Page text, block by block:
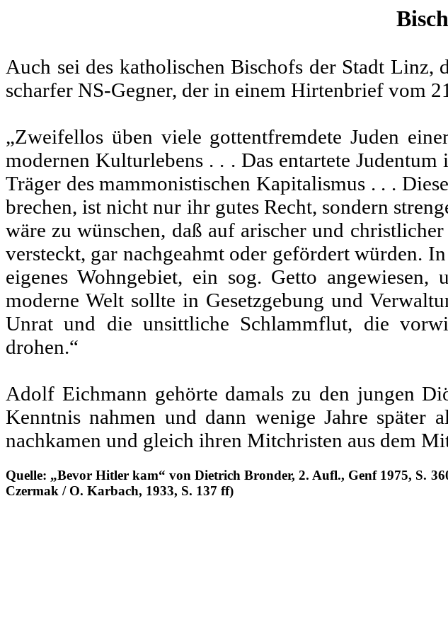
Auch sei des katholischen Bischofs der Stadt Linz,
scharfer NS-Gegner, der in einem Hirtenbrief vom
„Zweifellos üben viele gottentfremdete Juden
modernen Kul­turlebens . . . Das entartete
Träger des mammonistischen Kapitalismus . . .
brechen, ist nicht nur ihr gutes Recht, sondern
wäre zu wünschen, daß auf arischer und
ver­steckt, gar nachgeahmt oder gefördert würden.
eigenes Wohn­gebiet, ein sog. Getto
moderne Welt sollte in Gesetzge­bung und
Unrat und die unsittliche Schlammflut, die
drohen.“
Adolf Eichmann gehörte damals zu den jungen
Kenntnis nahmen und dann wenige Jahre später
nachkamen und gleich ihren Mitchristen aus dem
Quelle: „Bevor Hitler kam“ von Dietrich Bronder, 2. Aufl., Genf 1975, S.
Czermak / O. Karbach, 1933, S. 137 ff)